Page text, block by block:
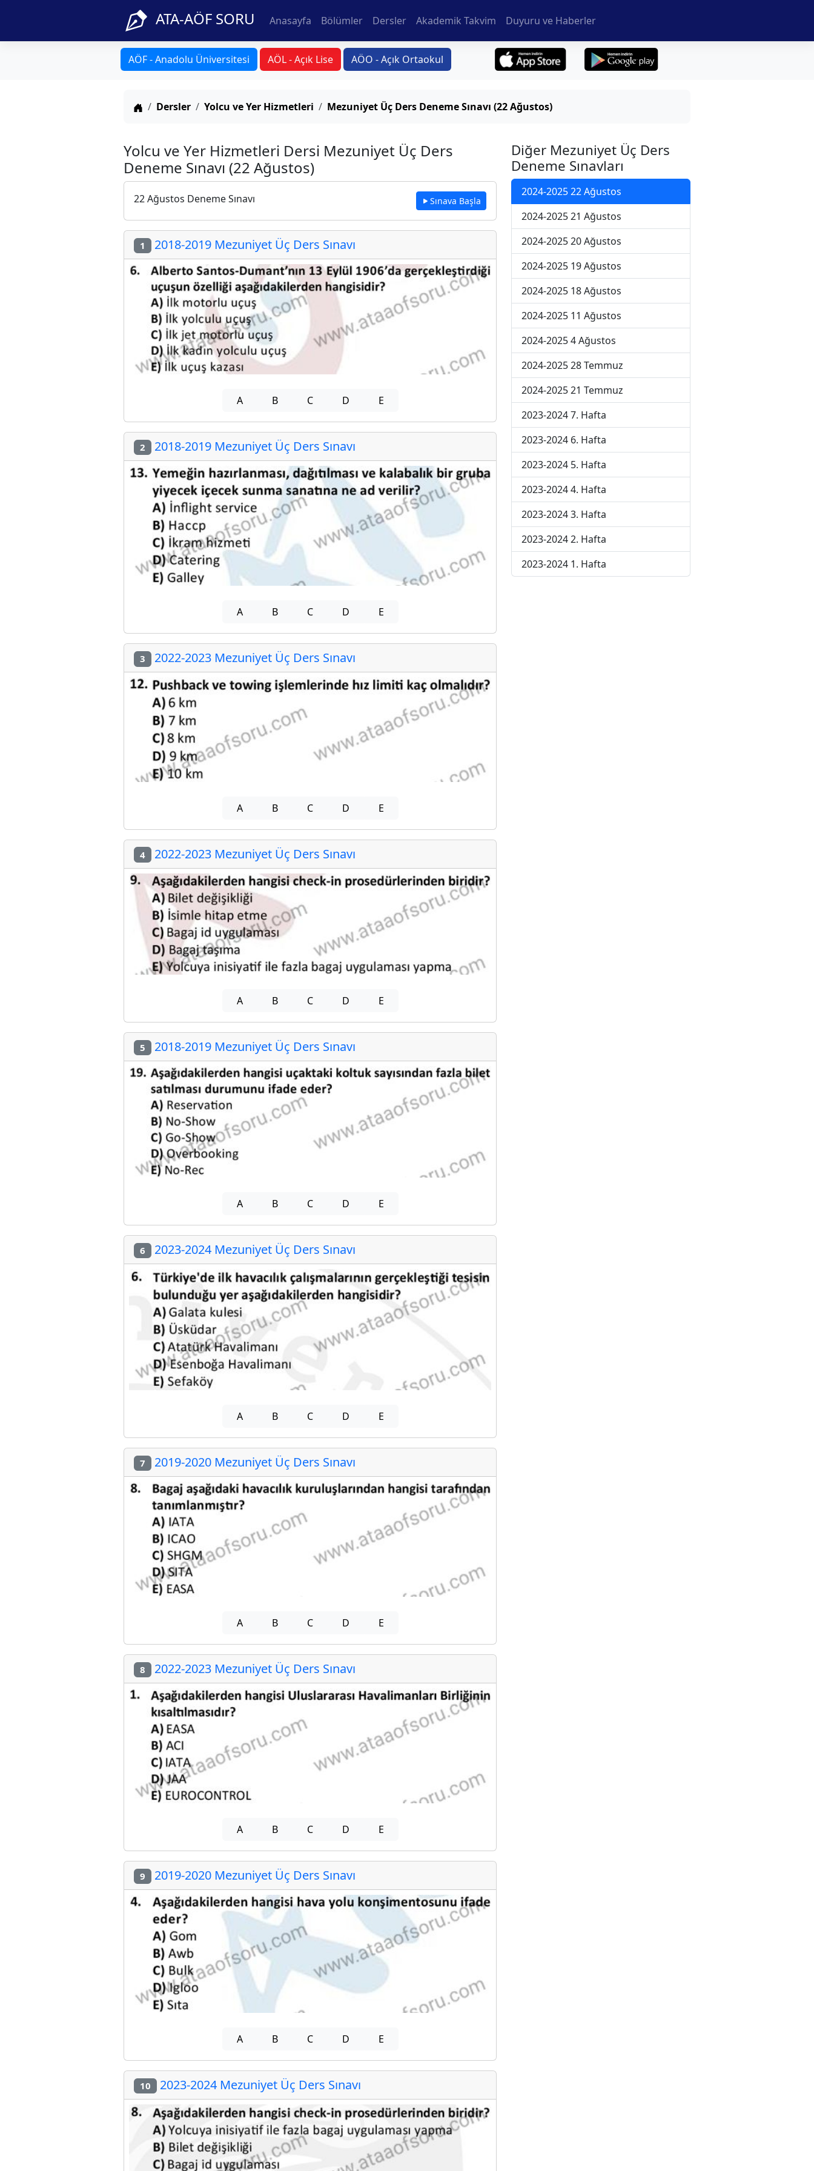
ATA-AÖF SORU Anasayfa Bölümler Dersler Akademik Takvim Duyuru ve Haberler
AÖF - Anadolu Üniversitesi AÖL - Açık Lise AÖO - Açık Ortaokul
Anasayfa
Dersler Yolcu ve Yer Hizmetleri Mezuniyet Üç Ders Deneme Sınavı (22 Ağustos)
Yolcu ve Yer Hizmetleri Dersi Mezuniyet Üç Ders
Deneme Sınavı (22 Ağustos)
22 Ağustos Deneme Sınavı Sınava Başla
1 2018-2019 Mezuniyet Üç Ders Sınavı
A B C D E
2 2018-2019 Mezuniyet Üç Ders Sınavı
A B C D E
3 2022-2023 Mezuniyet Üç Ders Sınavı
A B C D E
4 2022-2023 Mezuniyet Üç Ders Sınavı
A B C D E
5 2018-2019 Mezuniyet Üç Ders Sınavı
A B C D E
6 2023-2024 Mezuniyet Üç Ders Sınavı
A B C D E
7 2019-2020 Mezuniyet Üç Ders Sınavı
A B C D E
8 2022-2023 Mezuniyet Üç Ders Sınavı
A B C D E
9 2019-2020 Mezuniyet Üç Ders Sınavı
A B C D E
10 2023-2024 Mezuniyet Üç Ders Sınavı
Diğer Mezuniyet Üç Ders
Deneme Sınavları
2024-2025 22 Ağustos
2024-2025 21 Ağustos
2024-2025 20 Ağustos
2024-2025 19 Ağustos
2024-2025 18 Ağustos
2024-2025 11 Ağustos
2024-2025 4 Ağustos
2024-2025 28 Temmuz
2024-2025 21 Temmuz
2023-2024 7. Hafta
2023-2024 6. Hafta
2023-2024 5. Hafta
2023-2024 4. Hafta
2023-2024 3. Hafta
2023-2024 2. Hafta
2023-2024 1. Hafta